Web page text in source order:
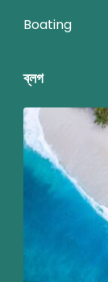
Boating
ব্লগ